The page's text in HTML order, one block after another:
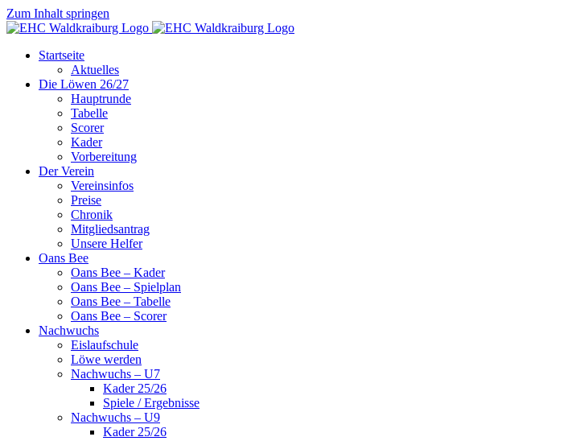
Zum Inhalt springen
Startseite
Aktuelles
Die Löwen 26/27
Hauptrunde
Tabelle
Scorer
Kader
Vorbereitung
Der Verein
Vereinsinfos
Preise
Chronik
Mitgliedsantrag
Unsere Helfer
Oans Bee
Oans Bee – Kader
Oans Bee – Spielplan
Oans Bee – Tabelle
Oans Bee – Scorer
Nachwuchs
Eislaufschule
Löwe werden
Nachwuchs – U7
Kader 25/26
Spiele / Ergebnisse
Nachwuchs – U9
Kader 25/26